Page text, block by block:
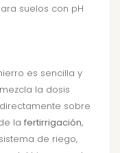
suelos con pH
es sencilla y
la dosis
sobre
la fertirrigación,
de riego,